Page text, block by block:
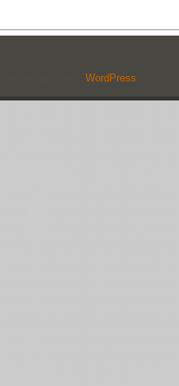
WordPress